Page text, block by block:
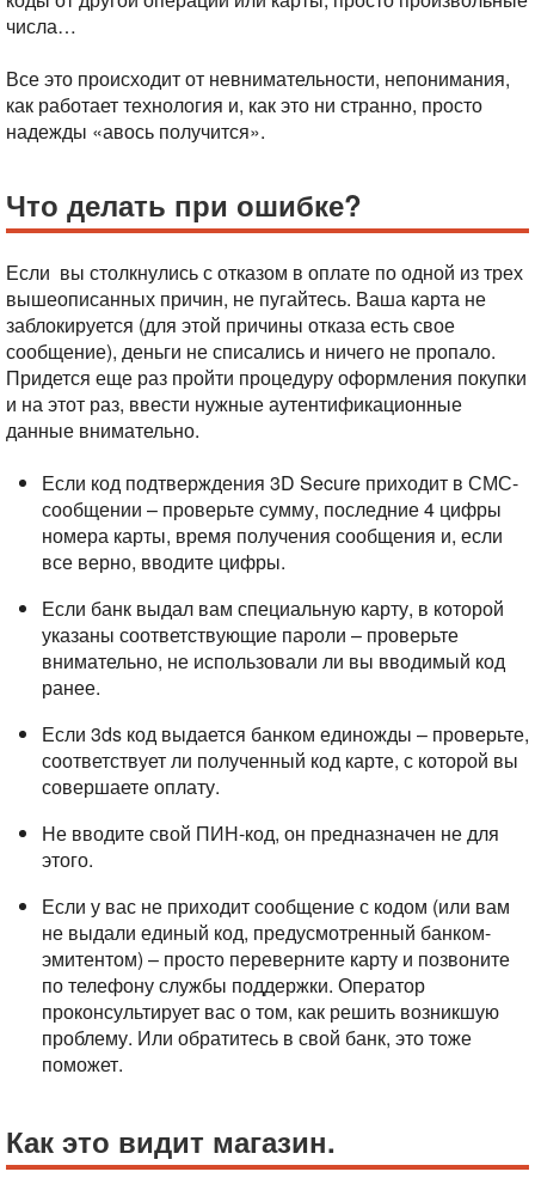
числа…
Все это происходит от невнимательности, непонимания,
как работает технология и, как это ни странно, просто
надежды «авось получится».
Что делать при ошибке?
Если вы столкнулись с отказом в оплате по одной из трех
вышеописанных причин, не пугайтесь. Ваша карта не
заблокируется (для этой причины отказа есть свое
сообщение), деньги не списались и ничего не пропало.
Придется еще раз пройти процедуру оформления покупки
и на этот раз, ввести нужные аутентификационные
данные внимательно.
Если код подтверждения 3D Secure приходит в СМС-
сообщении – проверьте сумму, последние 4 цифры
номера карты, время получения сообщения и, если
все верно, вводите цифры.
Если банк выдал вам специальную карту, в которой
указаны соответствующие пароли – проверьте
внимательно, не использовали ли вы вводимый код
ранее.
Если 3ds код выдается банком единожды – проверьте,
соответствует ли полученный код карте, с которой вы
совершаете оплату.
Не вводите свой ПИН-код, он предназначен не для
этого.
Если у вас не приходит сообщение с кодом (или вам
не выдали единый код, предусмотренный банком-
эмитентом) – просто переверните карту и позвоните
по телефону службы поддержки. Оператор
проконсультирует вас о том, как решить возникшую
проблему. Или обратитесь в свой банк, это тоже
поможет.
Как это видит магазин.